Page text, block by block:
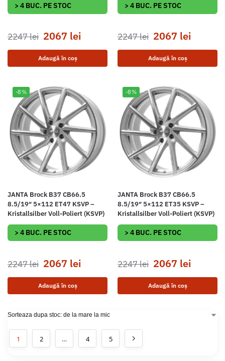
> 4 BUC. PE STOC
2247lei 2067 lei
Adaugă în coș
> 4 BUC. PE STOC
2247lei 2067 lei
Adaugă în coș
-8%
JANTA Brock B37 CB66.5
8.5/19″ 5×112 ET47 KSVP –
Kristallsilber Voll-Poliert (KSVP)
> 4 BUC. PE STOC
2247lei 2067 lei
Adaugă în coș
-8%
JANTA Brock B37 CB66.5
8.5/19″ 5×112 ET35 KSVP –
Kristallsilber Voll-Poliert (KSVP)
> 4 BUC. PE STOC
2247lei 2067 lei
Adaugă în coș
1 2 … 4 5